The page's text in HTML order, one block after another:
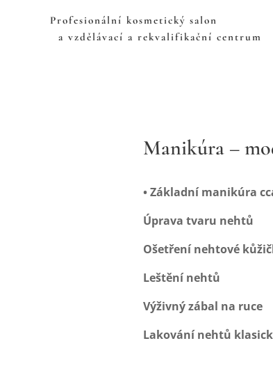
Profesionální
a vzdělávací a rekvalifikační centrum
Manikúra –
• Základní manikúra
Úprava tvaru nehtů
Ošetření nehtové
Leštění nehtů
Výživný zábal na ruce
Lakování nehtů